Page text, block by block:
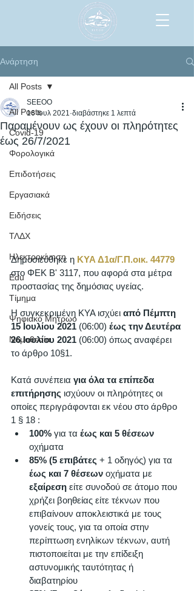
Ανάρτηση
All Posts
Covid-19
Φορολογικά
Επιδοτήσεις
Εργασιακά
Ειδήσεις
ΤΛΔΧ
Ηλεκτροκίνηση
Edu
Τίμημα
Ψηφιακό Μητρώο
Νομοθεσία
All Posts
Παραμένουν ως έχουν οι πληρότητες
έως 26/7/2021
SEEOO
16 Ιουλ 2021 διαβάστηκε 1 λεπτά
Δημοσιεύθηκε η ΚΥΑ Δ1α/Γ.Π.οικ. 44779
στο ΦΕΚ Β' 3117, που αφορά στα μέτρα
προστασίας της δημόσιας υγείας.
Η συγκεκριμένη ΚΥΑ ισχύει από Πέμπτη
15 Ιουλίου 2021 (06:00) έως την Δευτέρα
26 Ιουλίου 2021 (06:00) όπως αναφέρει
το άρθρο 10§1.
Κατά συνέπεια για όλα τα επίπεδα
επιτήρησης ισχύουν οι πληρότητες οι
οποίες περιγράφονται εκ νέου στο άρθρο
1 § 18 :
100% για τα έως και 5 θέσεων
οχήματα
85% (5 επιβάτες + 1 οδηγός) για τα
έως και 7 θέσεων οχήματα με
εξαίρεση είτε συνοδού σε άτομο που
χρήζει βοηθείας είτε τέκνων που
επιβαίνουν αποκλειστικά με τους
γονείς τους, για τα οποία στην
περίπτωση ενηλίκων τέκνων, αυτή
πιστοποιείται με την επίδειξη
αστυνομικής ταυτότητας ή
διαβατηρίου